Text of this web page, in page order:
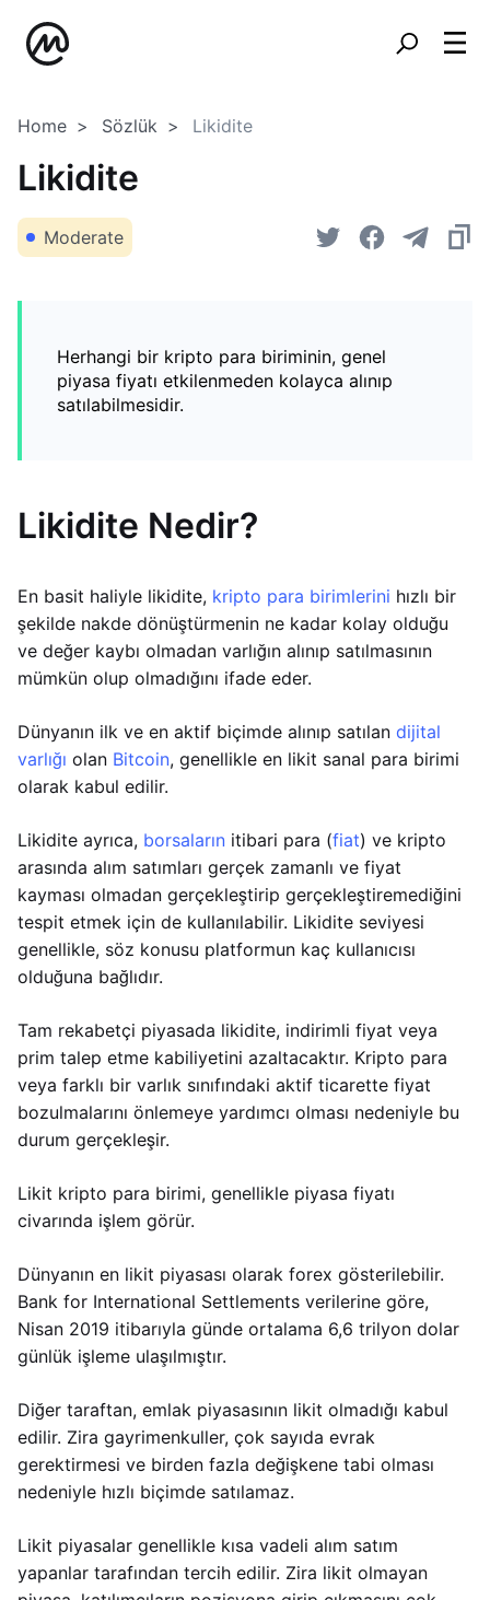
Home Sözlük Likidite
Likidite
Moderate
Herhangi bir kripto para biriminin, genel
piyasa fiyatı etkilenmeden kolayca alınıp
satılabilmesidir.
Likidite Nedir?
En basit haliyle likidite, kripto para birimlerini hızlı bir
şekilde nakde dönüştürmenin ne kadar kolay olduğu
ve değer kaybı olmadan varlığın alınıp satılmasının
mümkün olup olmadığını ifade eder.
Dünyanın ilk ve en aktif biçimde alınıp satılan dijital
varlığı olan Bitcoin, genellikle en likit sanal para birimi
olarak kabul edilir.
Likidite ayrıca, borsaların itibari para (fiat) ve kripto
arasında alım satımları gerçek zamanlı ve fiyat
kayması olmadan gerçekleştirip gerçekleştiremediğini
tespit etmek için de kullanılabilir. Likidite seviyesi
genellikle, söz konusu platformun kaç kullanıcısı
olduğuna bağlıdır.
Tam rekabetçi piyasada likidite, indirimli fiyat veya
prim talep etme kabiliyetini azaltacaktır. Kripto para
veya farklı bir varlık sınıfındaki aktif ticarette fiyat
bozulmalarını önlemeye yardımcı olması nedeniyle bu
durum gerçekleşir.
Likit kripto para birimi, genellikle piyasa fiyatı
civarında işlem görür.
Dünyanın en likit piyasası olarak forex gösterilebilir.
Bank for International Settlements verilerine göre,
Nisan 2019 itibarıyla günde ortalama 6,6 trilyon dolar
günlük işleme ulaşılmıştır.
Diğer taraftan, emlak piyasasının likit olmadığı kabul
edilir. Zira gayrimenkuller, çok sayıda evrak
gerektirmesi ve birden fazla değişkene tabi olması
nedeniyle hızlı biçimde satılamaz.
Likit piyasalar genellikle kısa vadeli alım satım
yapanlar tarafından tercih edilir. Zira likit olmayan